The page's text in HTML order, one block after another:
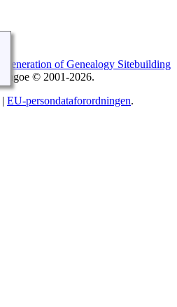
Generation of Genealogy Sitebuilding
© 2001-2026.
EU-persondataforordningen.